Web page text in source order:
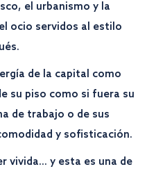
el urbanismo y la
ocio servidos al estilo
de la capital como
su piso como si fuera su
de trabajo o de sus
y sofisticación.
vivida... y esta es una de